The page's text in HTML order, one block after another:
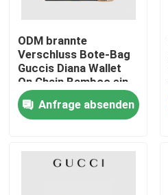
ODM brannte
Verschluss Bote-Bag
Guccis Diana Wallet
On Chain Bamboo ein
Anfrage absenden